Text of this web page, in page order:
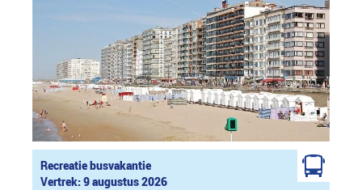
Recreatie busvakantie
Vertrek: 9 augustus 2026